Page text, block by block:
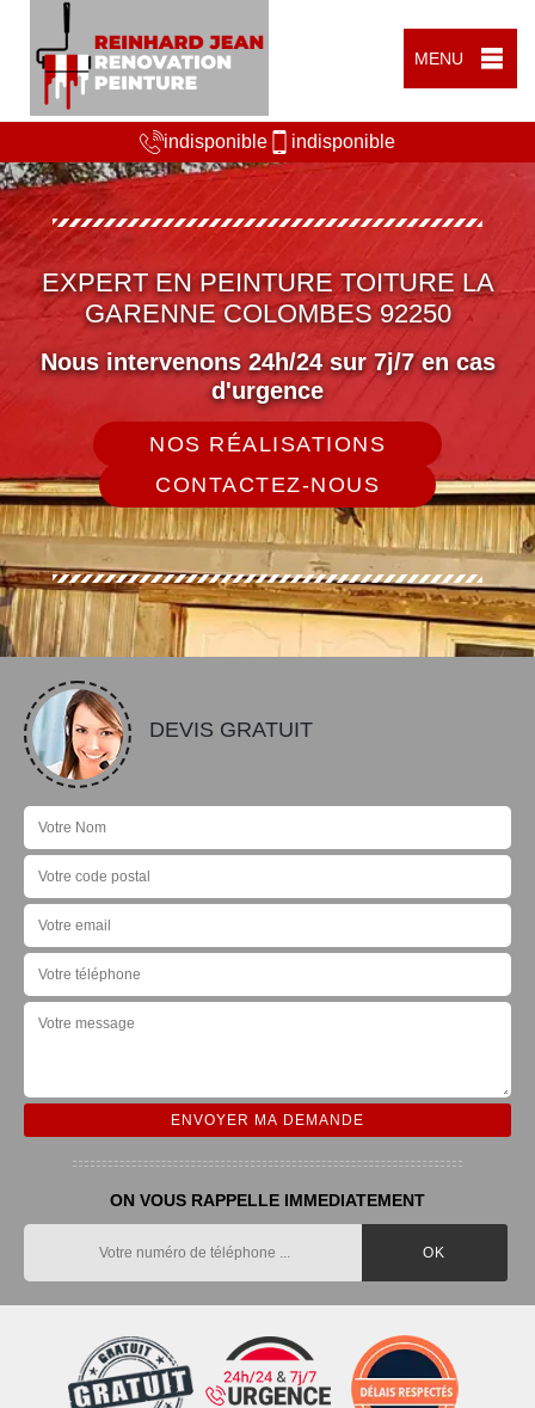
MENU
indisponible indisponible
EXPERT EN PEINTURE TOITURE LA
GARENNE COLOMBES 92250
Nous intervenons 24h/24 sur 7j/7 en cas
d'urgence
NOS RÉALISATIONS
CONTACTEZ-NOUS
DEVIS GRATUIT
ON VOUS RAPPELLE IMMEDIATEMENT